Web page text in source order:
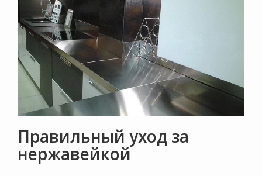
Правильный уход за
нержавейкой